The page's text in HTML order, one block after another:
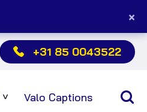
+31 85 0043522
Sub
Valo Captions
×